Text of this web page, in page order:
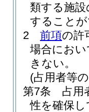
類する施
すること
2
前項の許
場合にお
きない。
(占用者等
第7条
占用
性を確保